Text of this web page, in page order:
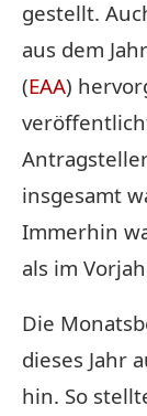
gestellt.
aus dem
(EAA)
insgesamt
Immerhin
als im
Die
dieses Jahr
hin. So